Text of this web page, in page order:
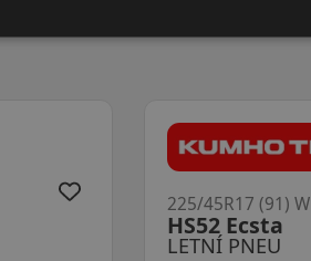
LETNÍ PNEU
ZE320 XL MFS
225/45R17 (94) W